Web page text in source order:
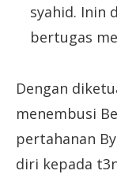
syahid. Inin
bertugas
Dengan
menembusi
pertahanan
diri kepada